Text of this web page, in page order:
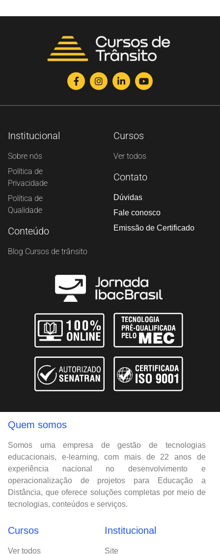
Institucional
Sobre nós
Política de
Privacidade
Política de
Qualidade
Conteúdo
Blog Cursos de trânsito
Cursos
Ver todos
Contato
Dúvidas
Fale conosco
Emissão de Certificado
Quem somos
Somos uma empresa de gestão de tecnologias
educacionais, e-learning, com mais de 22 anos de
experiência nacional no desenvolvimento e
operacionalização de projetos para Educação a
Distância, que oferece soluções completas por meio de
tecnologias, conteúdos e serviços.
Cursos
Ver todos
Institucional
Site